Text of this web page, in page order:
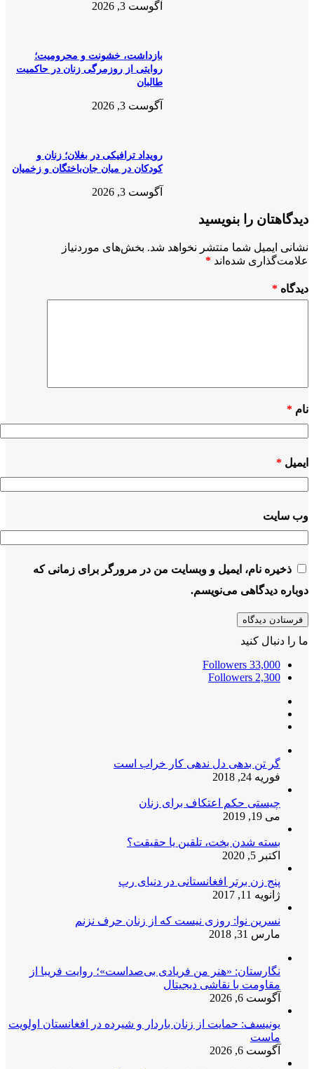
آگوست 3, 2026
بازداشت، خشونت و محرومیت؛
روایتی از روزمرگی زنان در حاکمیت
طالبان
آگوست 3, 2026
رویداد ترافیکی در بغلان؛ زنان و
کودکان در میان جان‌باختگان و زخمیان
آگوست 3, 2026
دیدگاهتان را بنویسید
نشانی ایمیل شما منتشر نخواهد شد. بخش‌های موردنیاز
علامت‌گذاری شده‌اند *
دیدگاه *
نام *
ایمیل *
وب‌ سایت
ذخیره نام، ایمیل و وبسایت من در مرورگر برای زمانی که
دوباره دیدگاهی می‌نویسم.
ما را دنبال کنید
33,000
Followers
2,300
Followers
گر تن بدهی دل ندهی کار خراب است
فوریه 24, 2018
چیستی حکم اعتکاف برای زنان
می 19, 2019
بسته شدن بخت، تلقین یا حقیقت؟
اکتبر 5, 2020
پنج زن برتر افغانستانی در دنیای رپ
ژانویه 11, 2017
نسرین نوا: روزی نیست که از زنان حرف نزنم
مارس 31, 2018
نگارستان: «هنر من فریادی بی‌صداست»؛ روایت فریبا از
مقاومت با نقاشی دیجیتال
آگوست 6, 2026
یونیسف: حمایت از زنان باردار و شیرده در افغانستان اولویت
ماست
آگوست 6, 2026